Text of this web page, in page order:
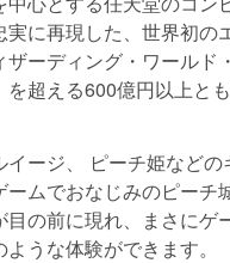
実に再現した、世界初の
ザーディング・ワールド
を超える600億円以上と
イージ、 ピーチ姫など
ームでおなじみのピーチ
目の前に現れ、まさにゲ
うな体験ができます。